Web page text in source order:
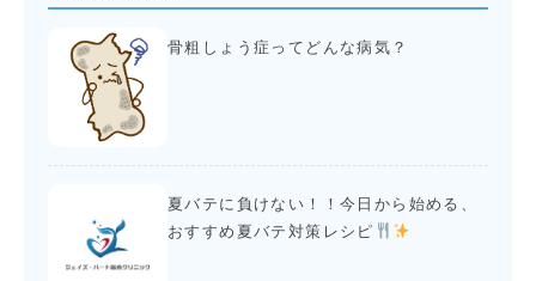
骨粗しょう症ってどんな病気？
夏バテに負けない！！今日から始める、
おすすめ夏バテ対策レシピ